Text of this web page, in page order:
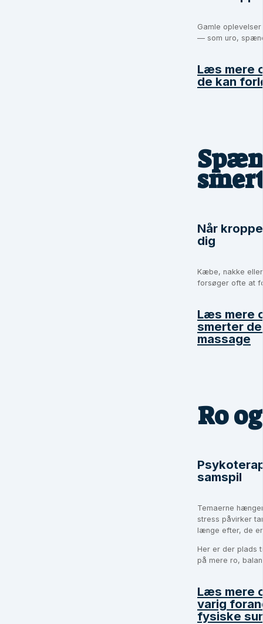
Gamle
— som uro,
Læs mere
de kan
Når
dig
Kæbe, nakke
forsøger ofte at
Læs mere
smerter
massage
Ro
samspil
Temaerne
stress påvirker
længe efter, de
Her er der plads
på mere ro,
Læs mere
varig
fysiske